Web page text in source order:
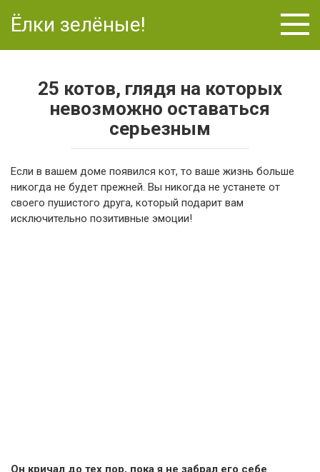
Ёлки зелёные!
25 котов, глядя на которых
невозможно оставаться
серьезным
Если в вашем доме появился кот, то ваше жизнь больше
никогда не будет прежней. Вы никогда не устанете от
своего пушистого друга, который подарит вам
исключительно позитивные эмоции!
Он кричал до тех пор, пока я не забрал его себе